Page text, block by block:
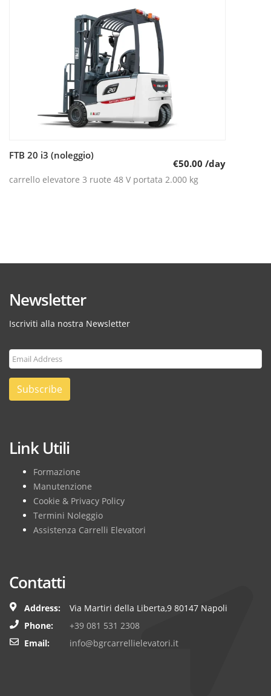
FTB 20 i3 (noleggio)
€50.00 /day
carrello elevatore 3 ruote 48 V portata 2.000 kg
Newsletter
Iscriviti alla nostra Newsletter
Subscribe
Link Utili
Formazione
Manutenzione
Cookie & Privacy Policy
Termini Noleggio
Assistenza Carrelli Elevatori
Contatti
Address:
Via Martiri della Liberta,9 80147 Napoli
Phone:
+39 081 531 2308
Email:
info@bgrcarrellielevatori.it